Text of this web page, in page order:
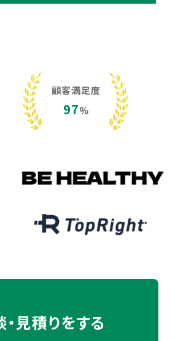
顧客満足度
97%
見積りをする